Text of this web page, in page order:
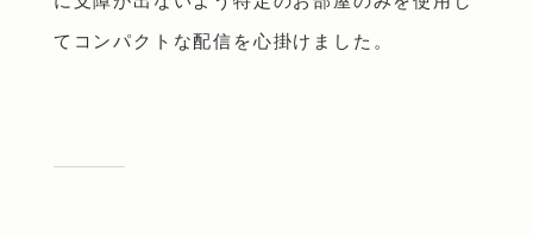
てコンパクトな配信を心掛けました。